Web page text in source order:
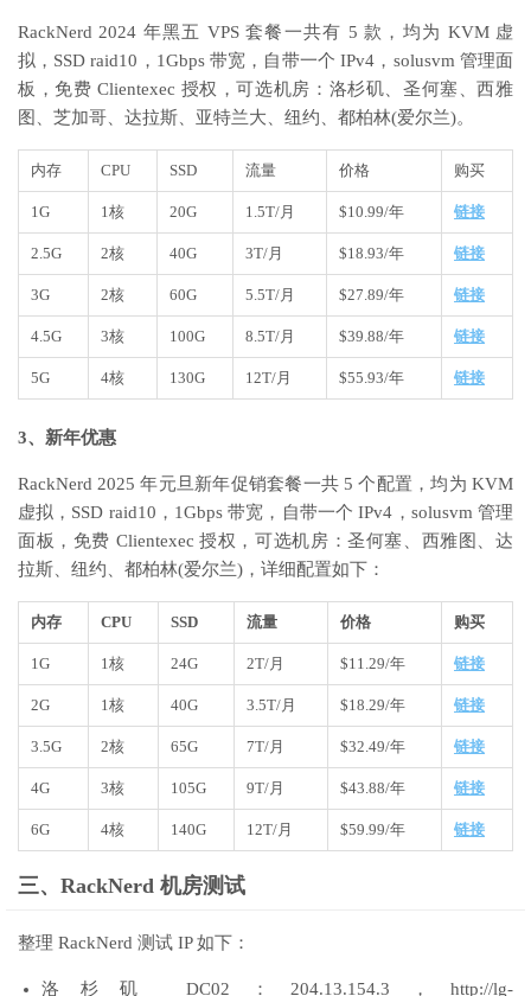
RackNerd 2024 年黑五 VPS 套餐一共有 5 款，均为 KVM 虚
拟，SSD raid10，1Gbps 带宽，自带一个 IPv4，solusvm 管理面
板，免费 Clientexec 授权，可选机房：洛杉矶、圣何塞、西雅
图、芝加哥、达拉斯、亚特兰大、纽约、都柏林(爱尔兰)。
内存 CPU SSD 流量 价格 购买
1G 1核 20G 1.5T/月 $10.99/年 链接
2.5G 2核 40G 3T/月 $18.93/年 链接
3G 2核 60G 5.5T/月 $27.89/年 链接
4.5G 3核 100G 8.5T/月 $39.88/年 链接
5G 4核 130G 12T/月 $55.93/年 链接
3、新年优惠
RackNerd 2025 年元旦新年促销套餐一共 5 个配置，均为 KVM
虚拟，SSD raid10，1Gbps 带宽，自带一个 IPv4，solusvm 管理
面板，免费 Clientexec 授权，可选机房：圣何塞、西雅图、达
拉斯、纽约、都柏林(爱尔兰)，详细配置如下：
内存 CPU SSD 流量 价格 购买
1G 1核 24G 2T/月 $11.29/年 链接
2G 1核 40G 3.5T/月 $18.29/年 链接
3.5G 2核 65G 7T/月 $32.49/年 链接
4G 3核 105G 9T/月 $43.88/年 链接
6G 4核 140G 12T/月 $59.99/年 链接
三、RackNerd 机房测试
整理 RackNerd 测试 IP 如下：
洛杉矶 DC02：204.13.154.3，http://lg-